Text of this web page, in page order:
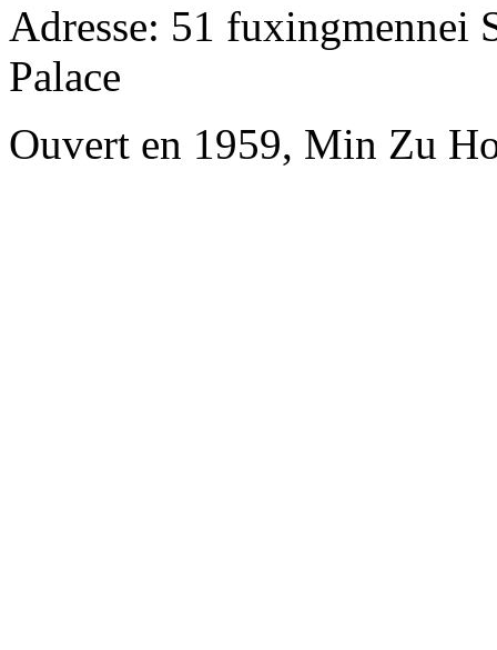
Adresse: 51 fuxingmennei
Palace
Ouvert en 1959, Min Zu